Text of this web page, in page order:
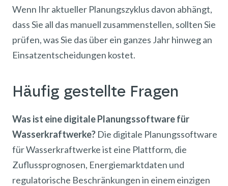
Wenn Ihr aktueller Planungszyklus davon abhängt,
dass Sie all das manuell zusammenstellen, sollten Sie
prüfen, was Sie das über ein ganzes Jahr hinweg an
Einsatzentscheidungen kostet.
Häufig gestellte Fragen
Was ist eine digitale Planungssoftware für
Wasserkraftwerke? Die digitale Planungssoftware
für Wasserkraftwerke ist eine Plattform, die
Zuflussprognosen, Energiemarktdaten und
regulatorische Beschränkungen in einem einzigen